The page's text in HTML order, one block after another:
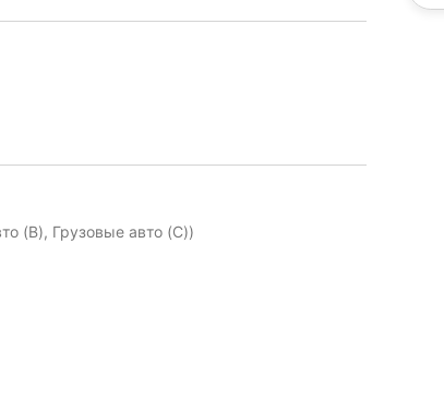
(B), Грузовые авто (C))